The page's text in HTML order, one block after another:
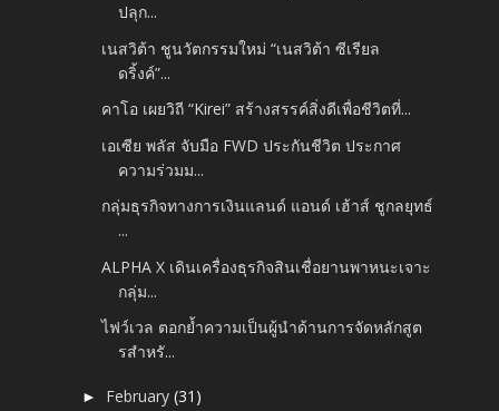
ปลุก...
เนสวิต้า ชูนวัตกรรมใหม่ “เนสวิต้า ซีเรียล
ดริ้งค์”...
คาโอ เผยวิถี “Kirei” สร้างสรรค์สิ่งดีเพื่อชีวิตที่...
เอเซีย พลัส จับมือ FWD ประกันชีวิต ประกาศ
ความร่วมม...
กลุ่มธุรกิจทางการเงินแลนด์ แอนด์ เฮ้าส์ ชูกลยุทธ์
...
ALPHA X เดินเครื่องธุรกิจสินเชื่อยานพาหนะเจาะ
กลุ่ม...
ไฟว์เวล ตอกย้ำความเป็นผู้นำด้านการจัดหลักสูต
รสำหรั...
► February(31)